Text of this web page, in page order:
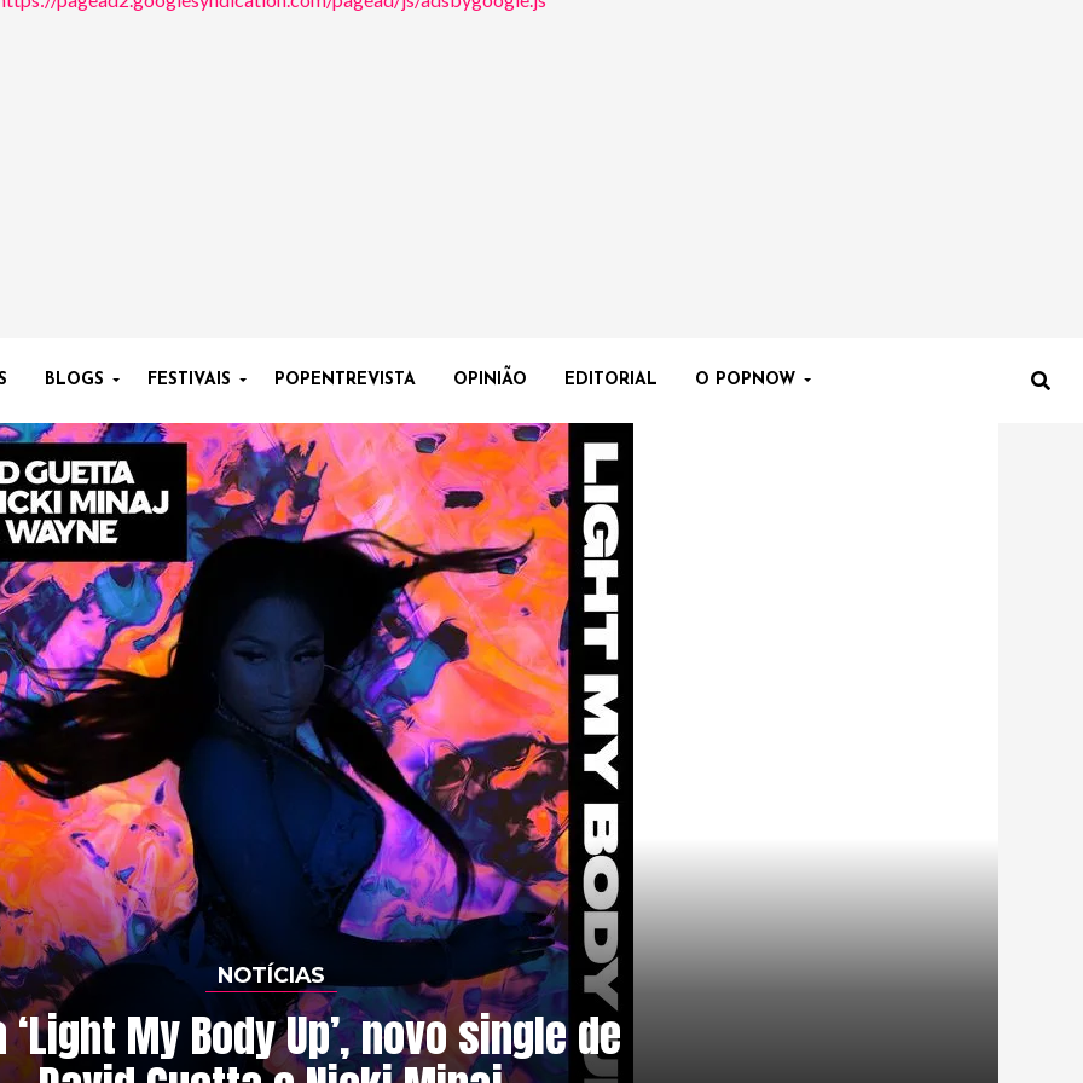
BLOGS FESTIVAIS POPENTREVISTA OPINIÃO EDITORIAL O POPNOW
NOTÍCIAS
‘Light My Body Up’, novo single de